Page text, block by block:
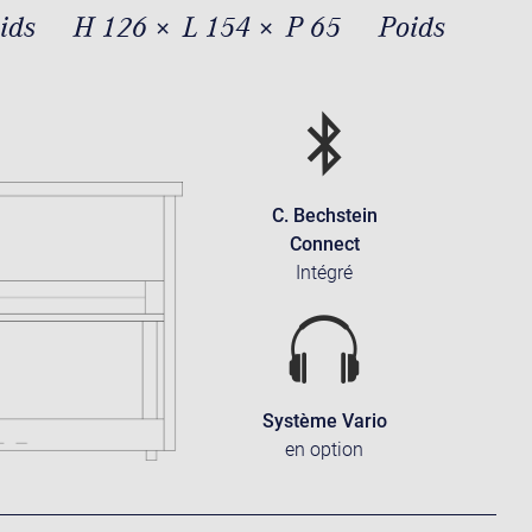
H 126 × L 154 × P 65 Poids
C. Bechstein
Connect
Intégré
Système Vario
en option